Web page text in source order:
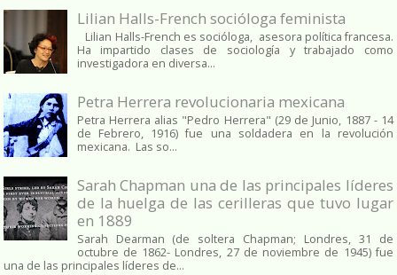
Lilian Halls-French socióloga feminista
Lilian Halls-French es socióloga, asesora política francesa.
Ha impartido clases de sociología y trabajado como
investigadora en diversa...
Petra Herrera revolucionaria mexicana
Petra Herrera alias "Pedro Herrera" (29 de Junio, 1887 - 14
de Febrero, 1916) fue una soldadera en la revolución
mexicana. Las so...
Sarah Chapman una de las principales líderes
de la huelga de las cerilleras que tuvo lugar
en 1889
Sarah Dearman (de soltera Chapman; Londres, 31 de
octubre de 1862​- Londres, 27 de noviembre de 1945)​ fue
una de las principales líderes de...